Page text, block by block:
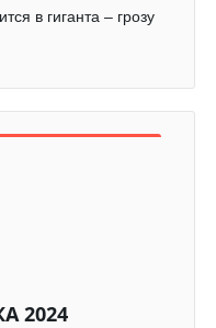
в гиганта – грозу
2024